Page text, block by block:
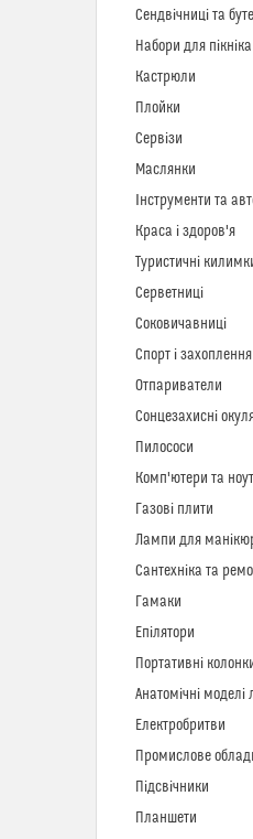
Сендвічниці та
Набори для пікніка
Кастрюли
Плойки
Сервізи
Маслянки
Інструменти та
Краса і здоров'я
Туристичні
Серветниці
Соковичавниці
Спорт і захоплення
Отпариватели
Сонцезахисні
Пилососи
Комп'ютери та
Газові плити
Лампи для
Сантехніка та
Гамаки
Епілятори
Портативні
Анатомічні
Електробритви
Промислове
Підсвічники
Планшети